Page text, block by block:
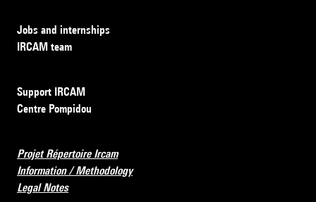
Jobs and internships
IRCAM team
Support IRCAM
Centre Pompidou
Projet Répertoire Ircam
Information / Methodology
Legal Notes